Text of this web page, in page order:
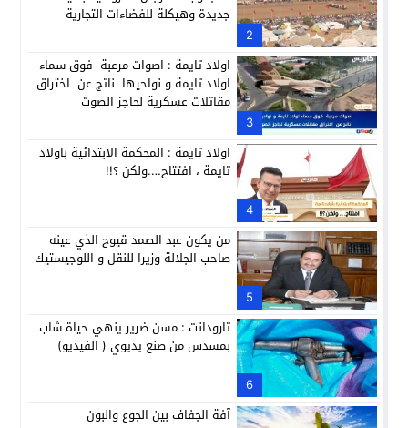
2
جديدة وهيكلة للفضاءات التجارية
3
اولاد تايمة : اصوات مرعبة فوق سماء
اولاد تايمة و نواحيها ناتج عن اختراق
مقاتلات عسكرية لحاجز الصوت
4
اولاد تايمة : المحكمة الابتدائية باولاد
تايمة ، افتتاح….ولكن ؟!!
5
من يكون عبد الصمد قيوح الذي عينه
صاحب الجلالة وزيرا للنقل و اللوجيستيك
6
تارودانت : مسن ضرير ينهي حياة شاب
بمسدس من صنع يديوي ( الفيديو)
آفة الجفاف بين الجوع والبون